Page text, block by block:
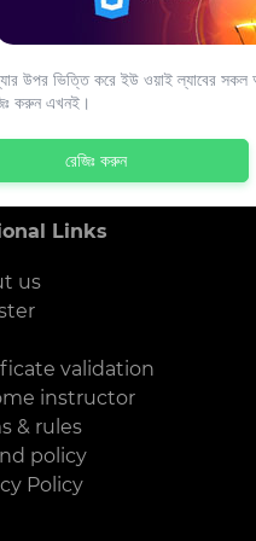
Links
us
validation
instructor
& rules
policy
Policy
উপর ভিত্তি করে ইউ ওয়াই ল্যাবের সকল
করুন এখনই।
রেজিঃ করুন